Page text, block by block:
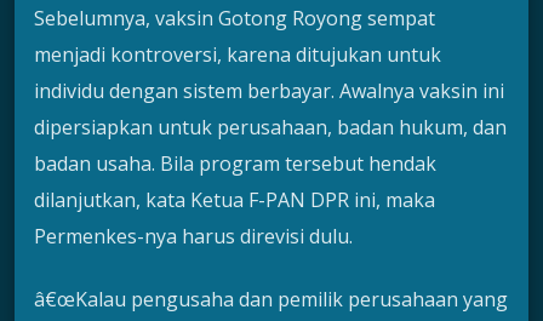
Sebelumnya, vaksin Gotong Royong sempat
menjadi kontroversi, karena ditujukan untuk
individu dengan sistem berbayar. Awalnya vaksin ini
dipersiapkan untuk perusahaan, badan hukum, dan
badan usaha. Bila program tersebut hendak
dilanjutkan, kata Ketua F-PAN DPR ini, maka
Permenkes-nya harus direvisi dulu.
â€œKalau pengusaha dan pemilik perusahaan yang